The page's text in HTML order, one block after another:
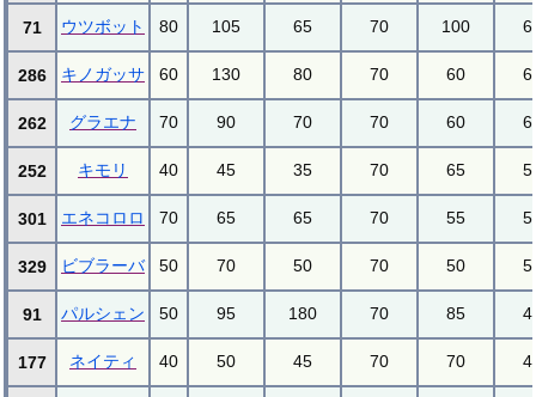
71 ウツボット 80 105 65 70 100
286 キノガッサ 60 130 80 70 60
262 グラエナ 70 90 70 70 60
252 キモリ 40 45 35 70 65
301 エネコロロ 70 65 65 70 55
329 ビブラーバ 50 70 50 70 50
91 パルシェン 50 95 180 70 85
177 ネイティ 40 50 45 70 70